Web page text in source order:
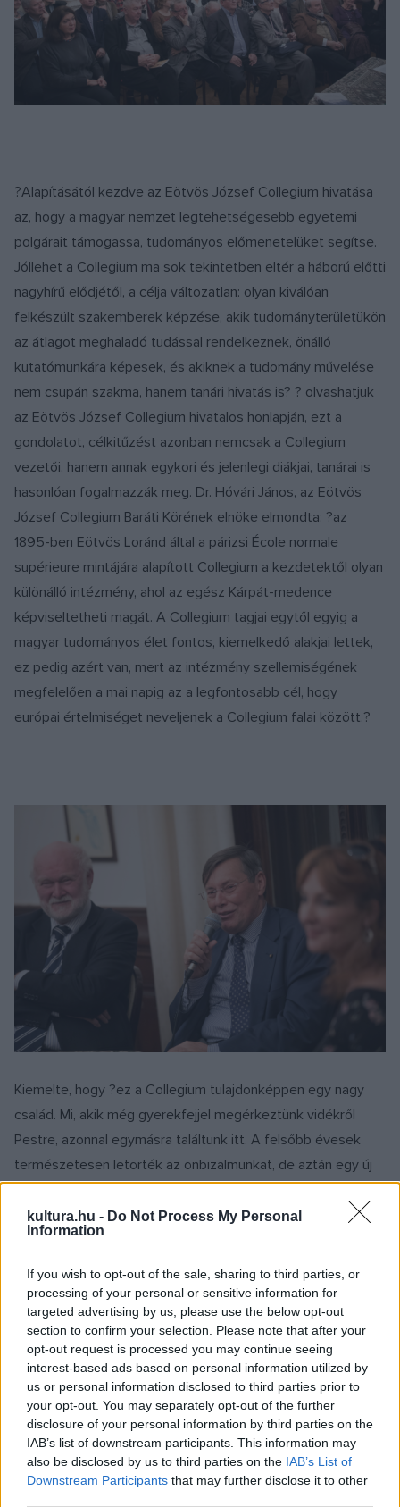
kultura.hu - Do Not Process My Personal
Information
If you wish to opt-out of the sale, sharing to third parties, or
processing of your personal or sensitive information for
targeted advertising by us, please use the below opt-out
section to confirm your selection. Please note that after your
opt-out request is processed you may continue seeing
interest-based ads based on personal information utilized by
us or personal information disclosed to third parties prior to
your opt-out. You may separately opt-out of the further
disclosure of your personal information by third parties on the
IAB’s list of downstream participants. This information may
also be disclosed by us to third parties on the IAB’s List of
Downstream Participants that may further disclose it to other
?Alapításától kezdve az Eötvös József Collegium hivatása
az, hogy a magyar nemzet legtehetségesebb egyetemi
polgárait támogassa, tudományos előmenetelüket segítse.
Jóllehet a Collegium ma sok tekintetben eltér a háború előtti
nagyhírű elődjétől, a célja változatlan: olyan kiválóan
felkészült szakemberek képzése, akik tudományterületükön
az átlagot meghaladó tudással rendelkeznek, önálló
kutatómunkára képesek, és akiknek a tudomány művelése
nem csupán szakma, hanem tanári hivatás is? ? olvashatjuk
az Eötvös József Collegium hivatalos honlapján, ezt a
gondolatot, célkitűzést azonban nemcsak a Collegium
vezetői, hanem annak egykori és jelenlegi diákjai, tanárai is
hasonlóan fogalmazzák meg. Dr. Hóvári János, az Eötvös
József Collegium Baráti Körének elnöke elmondta: ?az
1895-ben Eötvös Loránd által a párizsi École normale
supérieure mintájára alapított Collegium a kezdetektől olyan
különálló intézmény, ahol az egész Kárpát-medence
képviseltetheti magát. A Collegium tagjai egytől egyig a
magyar tudományos élet fontos, kiemelkedő alakjai lettek,
ez pedig azért van, mert az intézmény szellemiségének
megfelelően a mai napig az a legfontosabb cél, hogy
európai értelmiséget neveljenek a Collegium falai között.?
Kiemelte, hogy ?ez a Collegium tulajdonképpen egy nagy
család. Mi, akik még gyerekfejjel megérkeztünk vidékről
Pestre, azonnal egymásra találtunk itt. A felsőbb évesek
természetesen letörték az önbizalmunkat, de aztán egy új
tőlünk. Ahogy azt a tudatot sem, hogy mindig számíthattunk
és számíthatunk a többi kollégistára. Ez tehát egy olyan
közösség, amely örökre összetart. Mindig jön egy újabb
nemzedék, de az összetartás nem múlik el.? Majd
hozzátette, hogy folyamatosan keresik annak lehetőségét,
miként lehet megtartani és ápolni ezt a kapcsolatot.
Szijártó István irodalomtörténész, az Eötvös József
Collegium volt igazgatója, a Százak Tanácsának elnöke arról
mesélt, milyen sokat adott ez az intézmény mindazoknak,